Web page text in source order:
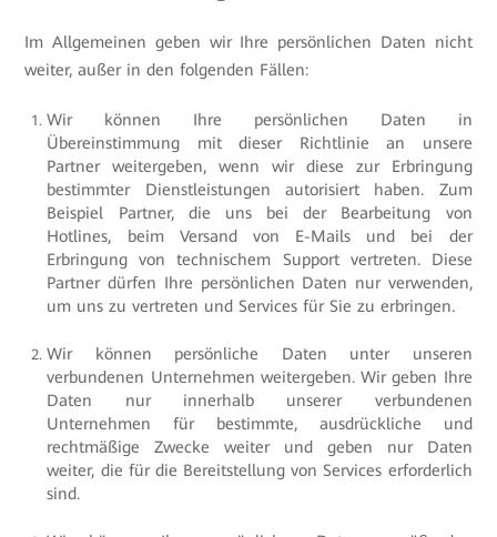
Im Allgemeinen geben wir Ihre persönlichen Daten nicht
weiter, außer in den folgenden Fällen:
Wir können Ihre persönlichen Daten in
Übereinstimmung mit dieser Richtlinie an unsere
Partner weitergeben, wenn wir diese zur Erbringung
bestimmter Dienstleistungen autorisiert haben. Zum
Beispiel Partner, die uns bei der Bearbeitung von
Hotlines, beim Versand von E-Mails und bei der
Erbringung von technischem Support vertreten. Diese
Partner dürfen Ihre persönlichen Daten nur verwenden,
um uns zu vertreten und Services für Sie zu erbringen.
Wir können persönliche Daten unter unseren
verbundenen Unternehmen weitergeben. Wir geben Ihre
Daten nur innerhalb unserer verbundenen
Unternehmen für bestimmte, ausdrückliche und
rechtmäßige Zwecke weiter und geben nur Daten
weiter, die für die Bereitstellung von Services erforderlich
sind.